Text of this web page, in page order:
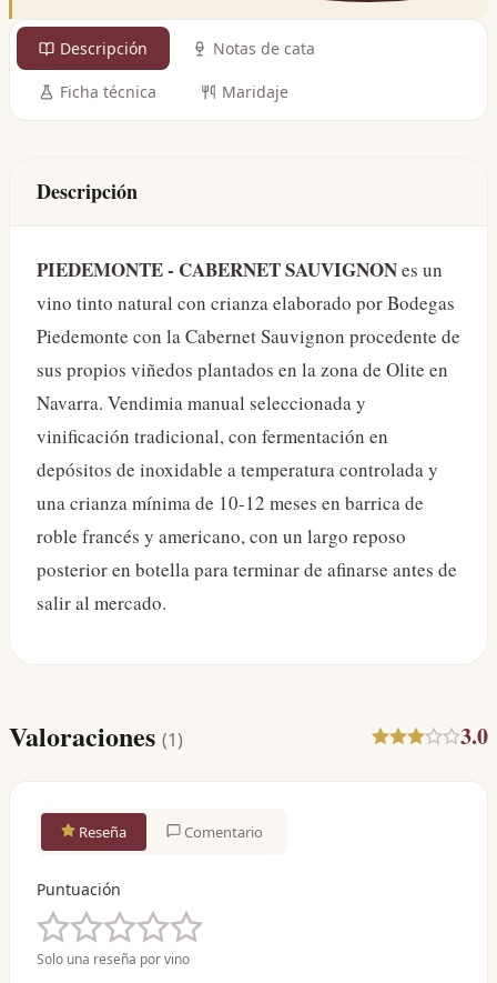
Descripción Notas de cata
Ficha técnica Maridaje
Descripción
PIEDEMONTE - CABERNET SAUVIGNONes un
vino tinto natural con crianza elaborado por Bodegas
Piedemonte con la Cabernet Sauvignon procedente de
sus propios viñedos plantados en la zona de Olite en
Navarra. Vendimia manual seleccionada y
vinificación tradicional, con fermentación en
depósitos de inoxidable a temperatura controlada y
una crianza mínima de 10-12 meses en barrica de
roble francés y americano, con un largo reposo
posterior en botella para terminar de afinarse antes de
salir al mercado.
Valoraciones (1) 3.0
Reseña Comentario
Puntuación
Solo una reseña por vino